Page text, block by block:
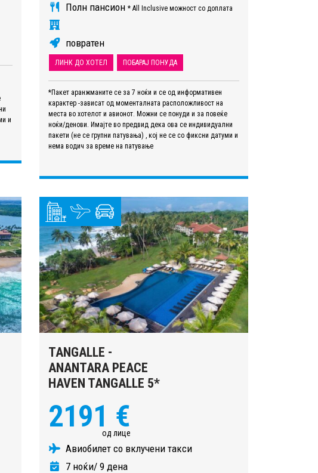
и
Полн пансион * All Inclusive можност со доплата
повратен
ЛИНК ДО ХОТЕЛ ПОБАРАЈ ПОНУДА
*Пакет аранжманите се за 7 ноќи и се од информативен
карактер -зависат од моменталната расположливост на
места во хотелот и авионот. Можни се понуди и за повеќе
ноќи/денови. Имајте во предвид дека ова се индивидуални
пакети (не се групни патувања) , кој не се со фиксни датуми и
нема водич за време на патување
TANGALLE -
ANANTARA PEACE
HAVEN TANGALLE 5*
2191 €
од лице
Авиобилет со вклучени такси
7 ноќи/ 9 дена